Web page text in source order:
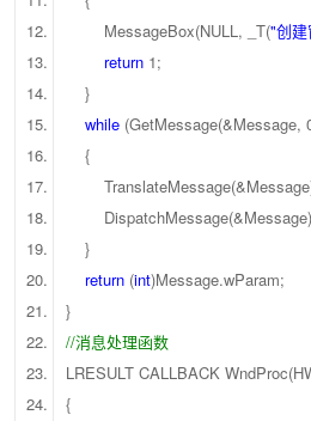
MessageBox(NULL, _T("创
return 1;
}
while
{
}
return (int)Message.wParam;
}
//消息处理函数
LRESULT CALLBACK
{